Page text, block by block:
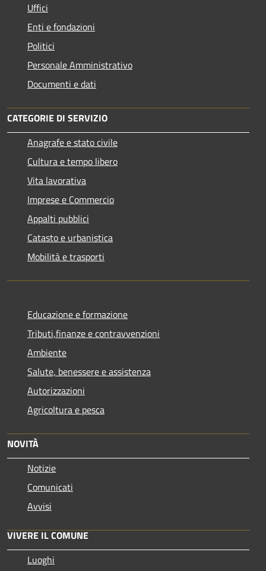
Uffici
Enti e fondazioni
Politici
Personale Amministrativo
Documenti e dati
CATEGORIE DI SERVIZIO
Anagrafe e stato civile
Cultura e tempo libero
Vita lavorativa
Imprese e Commercio
Appalti pubblici
Catasto e urbanistica
Mobilità e trasporti
Educazione e formazione
Tributi,finanze e contravvenzioni
Ambiente
Salute, benessere e assistenza
Autorizzazioni
Agricoltura e pesca
NOVITÀ
Notizie
Comunicati
Avvisi
VIVERE IL COMUNE
Luoghi